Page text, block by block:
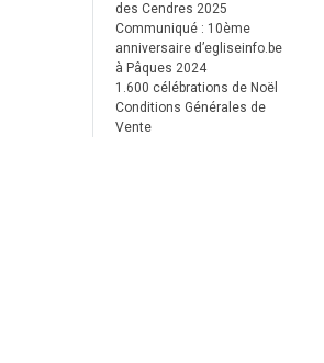
des Cendres 2025
Communiqué : 10ème
anniversaire d’egliseinfo.be
à Pâques 2024
1.600 célébrations de Noël
Conditions Générales de
Vente